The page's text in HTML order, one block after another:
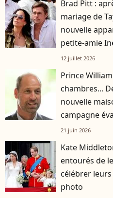
Brad Pitt :
mariage de
nouvelle
petite-amie
12 juillet 2026
Prince
chambres...
nouvelle
campagne
d'euros
21 juin 2026
Kate
entourés de
célébrer
photo